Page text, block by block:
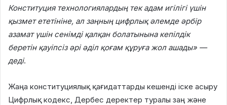
Конституция технологиялардың тек адам игілігі үшін
қызмет ететініне, ал заңның цифрлық әлемде әрбір
азамат үшін сенімді қалқан болатынына кепілдік
беретін қауіпсіз әрі әділ қоғам құруға жол ашады» —
деді.
Жаңа конституциялық қағидаттарды кешенді іске асыру
Цифрлық кодекс, Дербес деректер туралы заң және